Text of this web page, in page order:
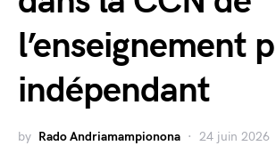
l’enseignement
indépendant
by Rado Andriamampionona 24 juin 2026